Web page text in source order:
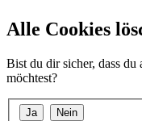
Alle Cookies
Bist du dir sicher, dass du
möchtest?